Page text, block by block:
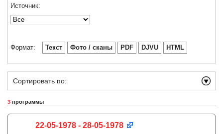
Источник:
Формат: Текст Фото / сканы PDF DJVU HTML
Сортировать по:
3 программы
22-05-1978 - 28-05-1978